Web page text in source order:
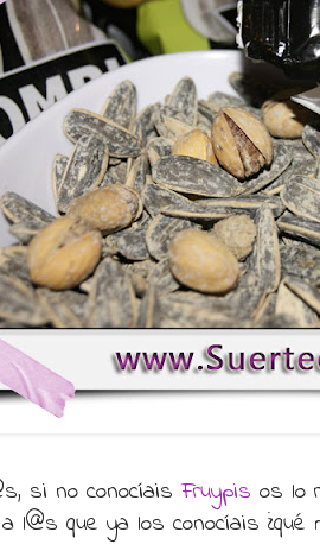
si no conocíaisFruypis os lo
l@s que ya los conocíais ¿qué